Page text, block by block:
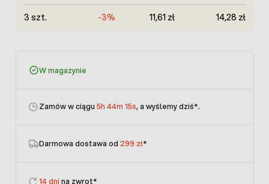
3 szt. -3% 11,61 zł 14,28 zł
W magazynie
Zamów w ciągu 5h 44m 15s, a wyślemy dziś*.
Darmowa dostawa od 299 zł*
14 dni na zwrot*